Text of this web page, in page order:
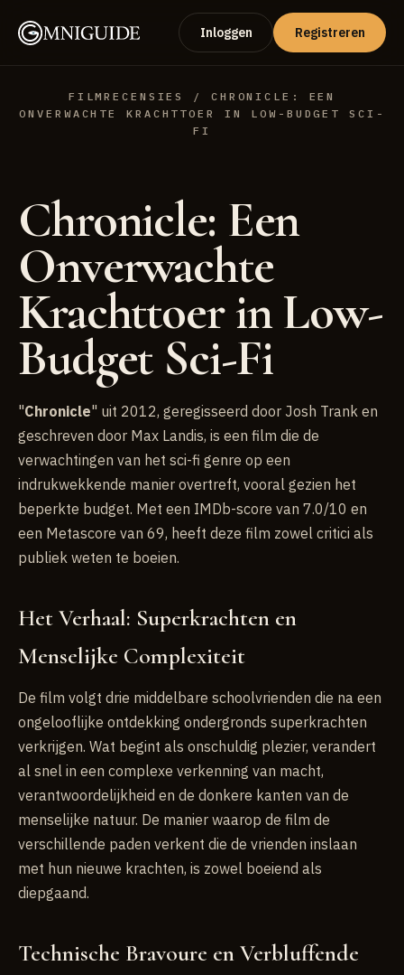
Inloggen Registreren
FILMRECENSIES
/ CHRONICLE: EEN
ONVERWACHTE KRACHTTOER IN LOW-BUDGET SCI-
FI
Chronicle: Een
Onverwachte
Krachttoer in Low-
Budget Sci-Fi
"Chronicle" uit 2012, geregisseerd door Josh Trank en
geschreven door Max Landis, is een film die de
verwachtingen van het sci-fi genre op een
indrukwekkende manier overtreft, vooral gezien het
beperkte budget. Met een IMDb-score van 7.0/10 en
een Metascore van 69, heeft deze film zowel critici als
publiek weten te boeien.
Het Verhaal: Superkrachten en
Menselijke Complexiteit
De film volgt drie middelbare schoolvrienden die na een
ongelooflijke ontdekking ondergronds superkrachten
verkrijgen. Wat begint als onschuldig plezier, verandert
al snel in een complexe verkenning van macht,
verantwoordelijkheid en de donkere kanten van de
menselijke natuur. De manier waarop de film de
verschillende paden verkent die de vrienden inslaan
met hun nieuwe krachten, is zowel boeiend als
diepgaand.
Technische Bravoure en Verbluffende